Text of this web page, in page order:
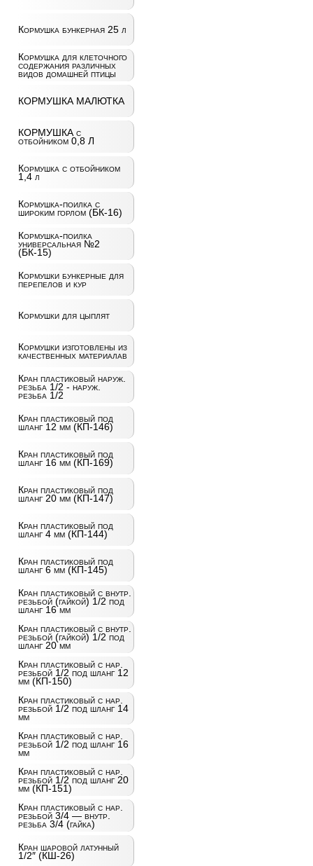
Кормушка бункерная 25 л
Кормушка для клеточного
содержания различных
видов домашней птицы
КОРМУШКА МАЛЮТКА
КОРМУШКА с
отбойником 0,8 Л
Кормушка с отбойником
1,4 л
Кормушка-поилка с
широким горлом (БК-16)
Кормушка-поилка
универсальная №2
(БК-15)
Кормушки бункерные для
перепелов и кур
Кормушки для цыплят
Кормушки изготовлены из
качественных материалав
Кран пластиковый наруж.
резьба 1/2 - наруж.
резьба 1/2
Кран пластиковый под
шланг 12 мм (КП-146)
Кран пластиковый под
шланг 16 мм (КП-169)
Кран пластиковый под
шланг 20 мм (КП-147)
Кран пластиковый под
шланг 4 мм (КП-144)
Кран пластиковый под
шланг 6 мм (КП-145)
Кран пластиковый с внутр.
резьбой (гайкой) 1/2 под
шланг 16 мм
Кран пластиковый с внутр.
резьбой (гайкой) 1/2 под
шланг 20 мм
Кран пластиковый с нар.
резьбой 1/2 под шланг 12
мм (КП-150)
Кран пластиковый с нар.
резьбой 1/2 под шланг 14
мм
Кран пластиковый с нар.
резьбой 1/2 под шланг 16
мм
Кран пластиковый с нар.
резьбой 1/2 под шланг 20
мм (КП-151)
Кран пластиковый с нар.
резьбой 3/4 — внутр.
резьба 3/4 (гайка)
Кран шаровой латунный
1/2″ (КШ-26)